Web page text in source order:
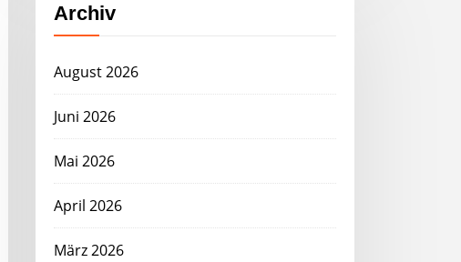
Archiv
August 2026
Juni 2026
Mai 2026
April 2026
März 2026